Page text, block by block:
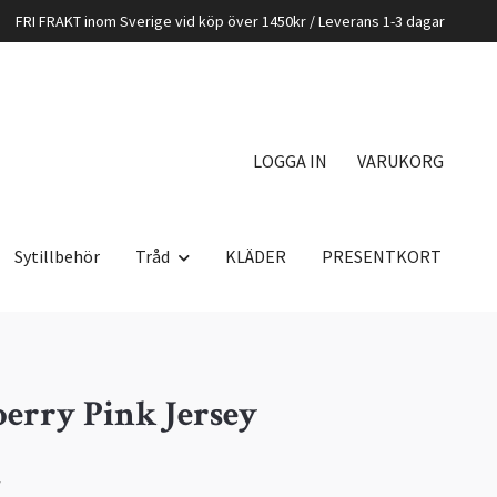
FRI FRAKT inom Sverige vid köp över 1450kr / Leverans 1-3 dagar
LOGGA IN VARUKORG
Sytillbehör Tråd KLÄDER PRESENTKORT
Pink Jersey